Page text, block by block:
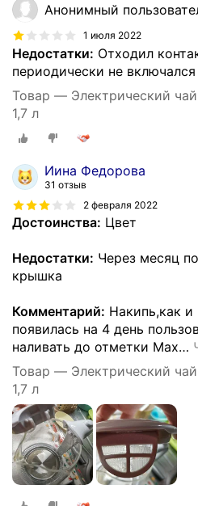
Анонимный
1 июля 2022
Недостатки: Отходил
периодически не включался
Товар — Электрический
1,7 л
Иина Федорова
31 отзыв
2 февраля 2022
Достоинства: Цвет
Недостатки: Через месяц
крышка
Комментарий: Накипь,как и
появилась на 4 день
наливать до отметки Max…
Товар — Электрический
1,7 л